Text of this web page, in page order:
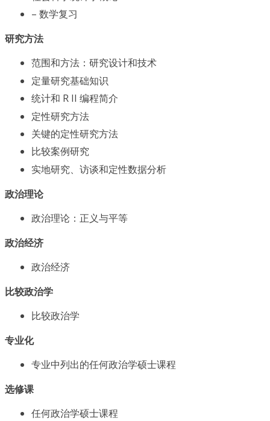
– 数学复习
研究方法
范围和方法：研究设计和技术
定量研究基础知识
统计和 R II 编程简介
定性研究方法
关键的定性研究方法
比较案例研究
实地研究、访谈和定性数据分析
政治理论
政治理论：正义与平等
政治经济
政治经济
比较政治学
比较政治学
专业化
专业中列出的任何政治学硕士课程
选修课
任何政治学硕士课程